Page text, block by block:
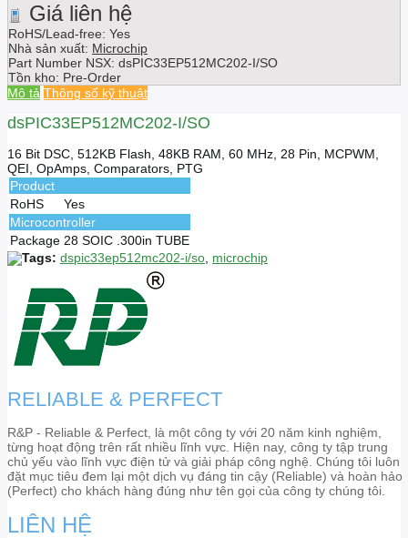
Giá liên hệ
RoHS/Lead-free: Yes
Nhà sản xuất: Microchip
Part Number NSX: dsPIC33EP512MC202-I/SO
Tồn kho: Pre-Order
Mô tả Thông số kỹ thuật
dsPIC33EP512MC202-I/SO
16 Bit DSC, 512KB Flash, 48KB RAM, 60 MHz, 28 Pin, MCPWM,
QEI, OpAmps, Comparators, PTG
Product
RoHS
Yes
Microcontroller
Package 28 SOIC .300in TUBE
Tags: dspic33ep512mc202-i/so microchip
RELIABLE & PERFECT
R&P - Reliable & Perfect, là một công ty với 20 năm kinh nghiệm,
từng hoạt động trên rất nhiều lĩnh vực. Hiện nay, công ty tập trung
chủ yếu vào lĩnh vực điện tử và giải pháp công nghệ. Chúng tôi luôn
đặt mục tiêu đem lại một dịch vụ đáng tin cậy (Reliable) và hoàn hảo
(Perfect) cho khách hàng đúng như tên gọi của công ty chúng tôi.
LIÊN HỆ